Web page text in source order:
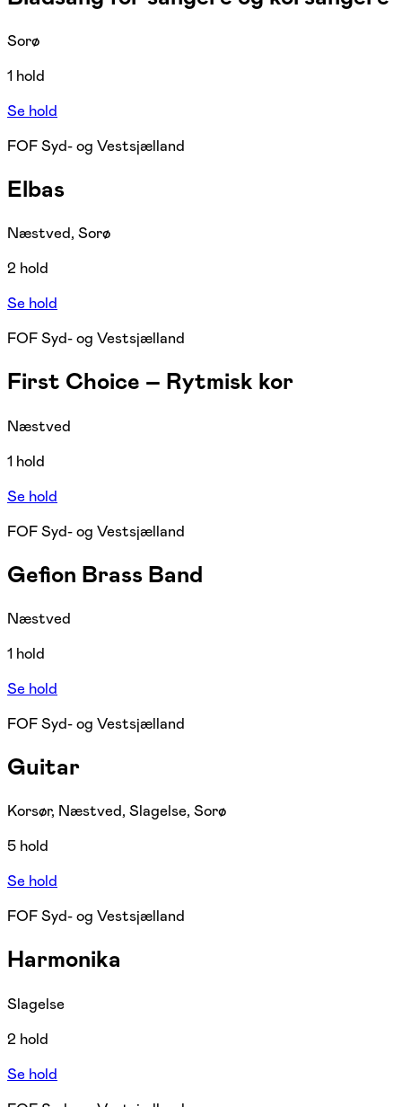
Sorø
1 hold
Se hold
FOF Syd- og Vestsjælland
Elbas
Næstved, Sorø
2 hold
Se hold
FOF Syd- og Vestsjælland
First Choice – Rytmisk kor
Næstved
1 hold
Se hold
FOF Syd- og Vestsjælland
Gefion Brass Band
Næstved
1 hold
Se hold
FOF Syd- og Vestsjælland
Guitar
Korsør, Næstved, Slagelse, Sorø
5 hold
Se hold
FOF Syd- og Vestsjælland
Harmonika
Slagelse
2 hold
Se hold